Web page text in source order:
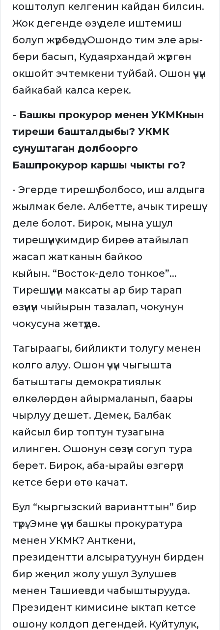
коштолуп келгенин кайдан билсин.
Жок дегенде өзү деле иштемиш
болуп жүрбөдү. Ошондо тим эле ары-
бери басып, Кудаярхандай жүргөн
окшойт эчтемкени туйбай. Ошон үчүн
байкабай калса керек.
- Башкы прокурор менен УКМКнын
тиреши башталдыбы? УКМК
сунуштаган долбоорго
Башпрокурор каршы чыкты го?
- Эгерде тирешүү болбосо, иш алдыга
жылмак беле. Албетте, ачык тирешүү
деле болот. Бирок, мына ушул
тирешүүнү кимдир бирөө атайылап
жасап жатканын байкоо
кыйын. “Восток-дело тонкое”...
Тирешүүнүн максаты ар бир тарап
өзүнүн чыйырын тазалап, чокунун
чокусуна жетүүдө.
Тагыраагы, бийликти толугу менен
колго алуу. Ошон үчүн чыгышта
батыштагы демократиялык
өлкөлөрдөн айырмаланып, баары
чырлуу дешет. Демек, Балбак
кайсыл бир топтун тузагына
илинген. Ошонун сөзүн согуп тура
берет. Бирок, аба-ырайы өзгөрүп
кетсе бери өтө качат.
Бул “кыргызский варианттын” бир
түрү. Эмне үчүн башкы прокуратура
менен УКМК? Анткени,
президентти алсыратуунун бирден
бир жеңил жолу ушул Зулушев
менен Ташиевди чабыштырууда.
Президент кимисине ыктап кетсе
ошону колдоп дегендей. Куйтулук,